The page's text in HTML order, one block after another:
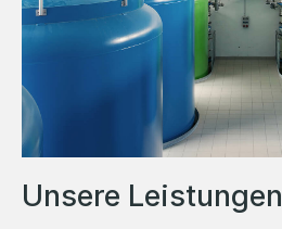
Unsere Leistungen